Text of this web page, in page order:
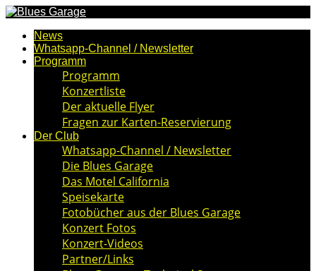
News
Whatsapp-Channel / Newsletter
Programm
Programm
Konzertliste
Der aktuelle Flyer
Fragen zur Karten-Reservierung
Der Club
Whatsapp-Channel / Newsletter
Die Blues Garage
Das Motel California
Speisekarte
Fotobücher aus der Blues Garage
Konzert Fotos
Konzert-Videos
Partner/Links